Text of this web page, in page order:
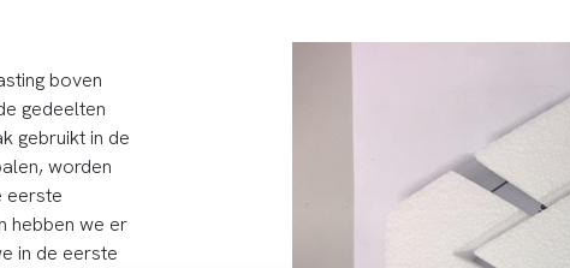
boven
gedeelten
gebruikt in de
worden
eerste
hebben we er
in de eerste